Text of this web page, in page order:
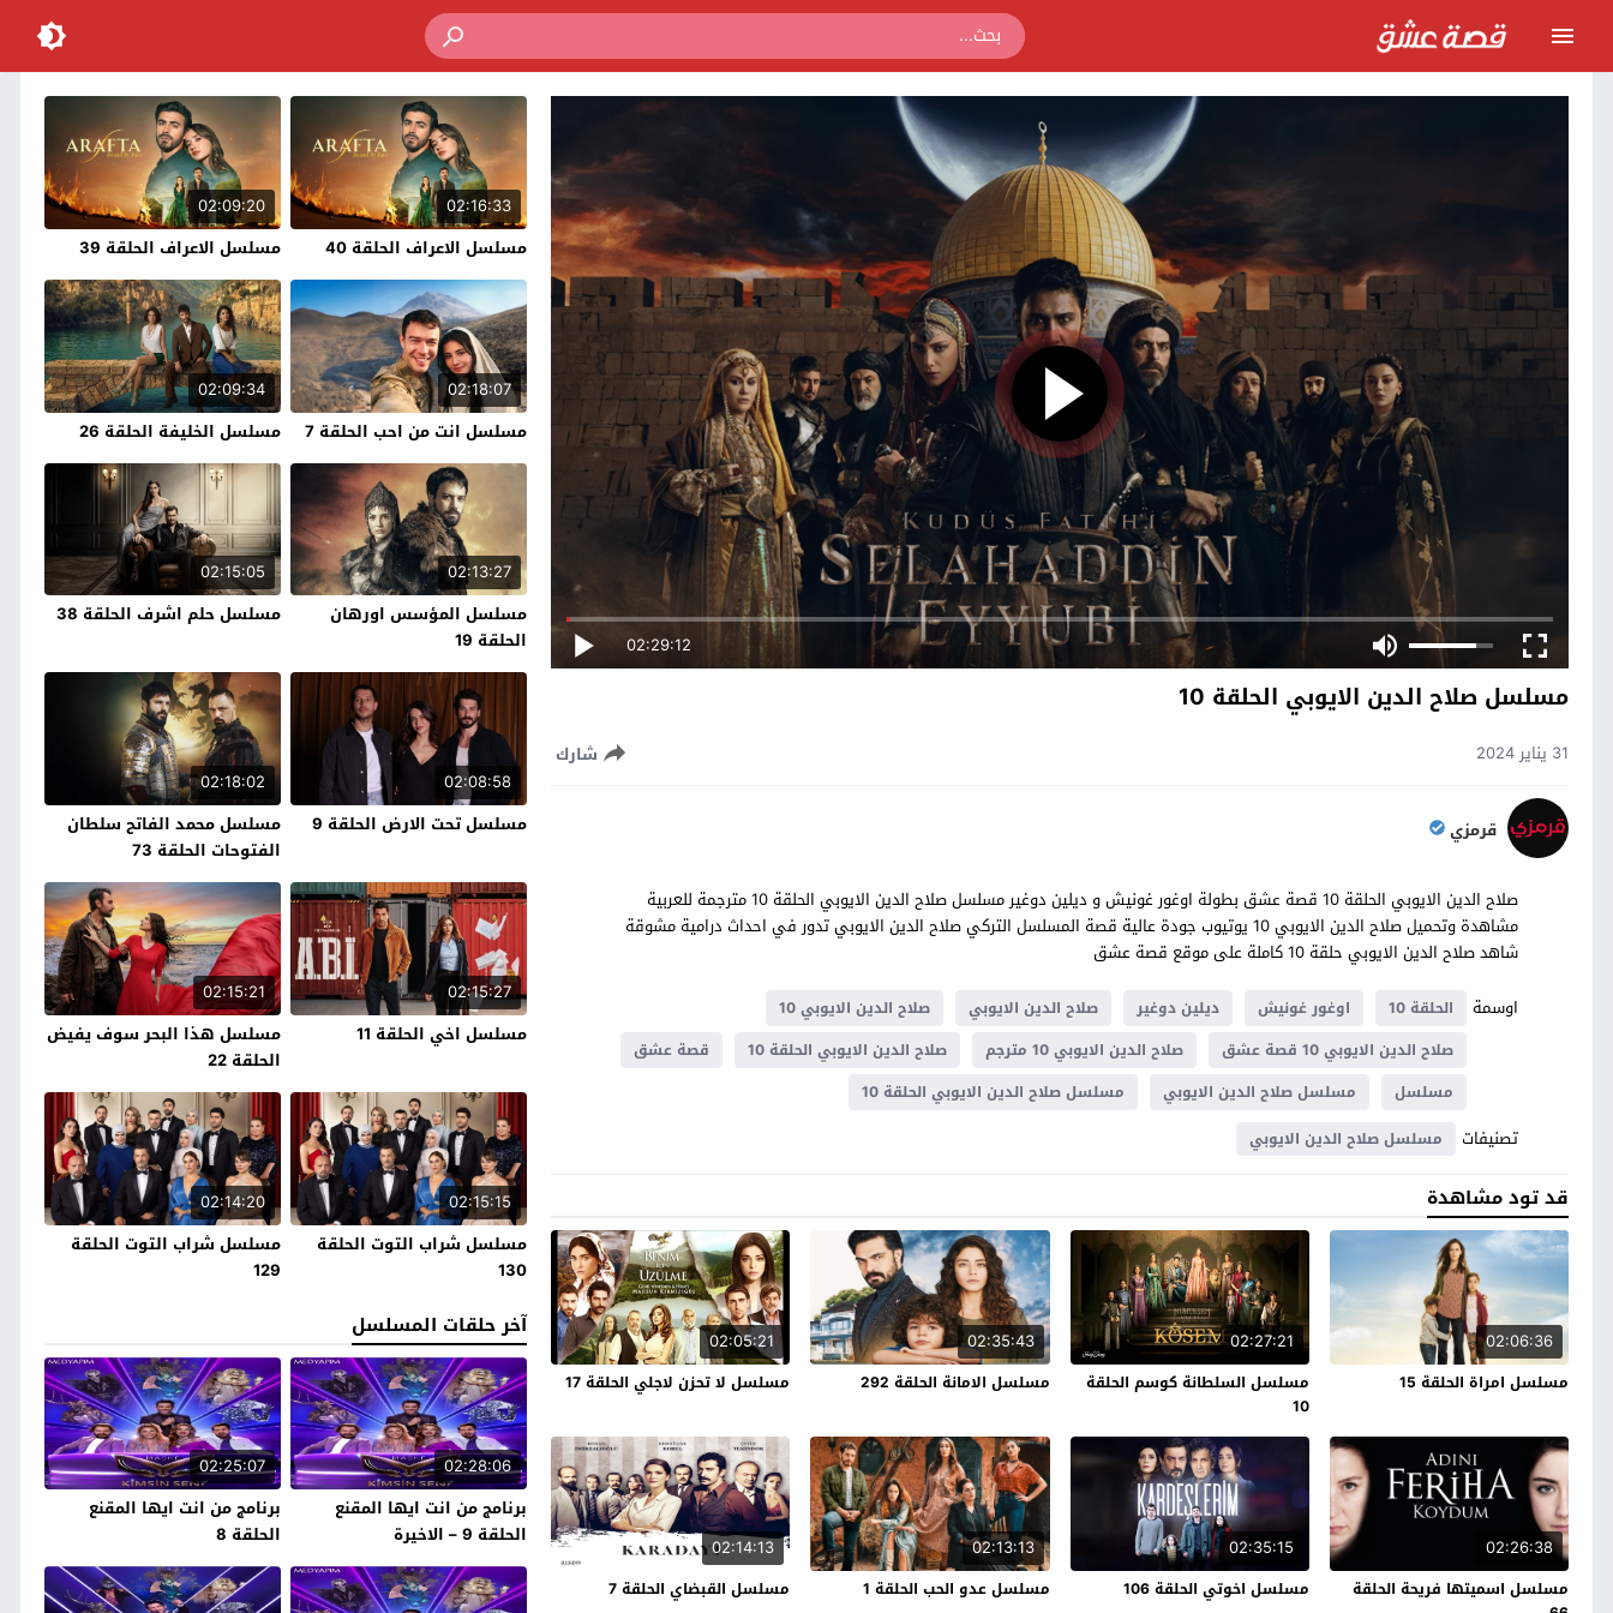
02:29:12
مسلسل صلاح الدين الايوبي الحلقة 10
31 يناير 2024 شارك
قرمزي
صلاح الدين الايوبي الحلقة 10 قصة عشق بطولة اوغور غونيش و ديلين دوغير مسلسل صلاح الدين الايوبي الحلقة 10 مترجمة للعربية
مشاهدة وتحميل صلاح الدين الايوبي 10 يوتيوب جودة عالية قصة المسلسل التركي صلاح الدين الايوبي تدور في احداث درامية مشوقة
شاهد صلاح الدين الايوبي حلقة 10 كاملة على موقع قصة عشق
اوسمة
الحلقة 10 اوغور غونيش ديلين دوغير صلاح الدين الايوبي
صلاح الدين الايوبي 10
صلاح الدين الايوبي 10 قصة عشق
صلاح الدين الايوبي 10 مترجم صلاح الدين الايوبي الحلقة 10
قصة عشق
مسلسل
مسلسل صلاح الدين الايوبي مسلسل صلاح الدين الايوبي الحلقة 10
تصنيفات مسلسل صلاح الدين الايوبي
قد تود مشاهدة
02:06:36
مسلسل امراة الحلقة 15
02:27:21
مسلسل السلطانة كوسم الحلقة
10
02:35:43
مسلسل الامانة الحلقة 292
02:05:21
مسلسل لا تحزن لاجلي الحلقة 17
02:26:38
مسلسل اسميتها فريحة الحلقة
02:35:15
مسلسل اخوتي الحلقة 106
02:13:13
مسلسل عدو الحب الحلقة 1
02:14:13
مسلسل القبضاي الحلقة 7
02:16:33
مسلسل الاعراف الحلقة 40
02:09:20
مسلسل الاعراف الحلقة 39
02:18:07
مسلسل انت من احب الحلقة 7
02:09:34
مسلسل الخليفة الحلقة 26
02:13:27
مسلسل المؤسس اورهان
الحلقة 19
02:15:05
مسلسل حلم اشرف الحلقة 38
02:08:58
مسلسل تحت الارض الحلقة 9
02:18:02
مسلسل محمد الفاتح سلطان
الفتوحات الحلقة 73
02:15:27
مسلسل اخي الحلقة 11
02:15:21
مسلسل هذا البحر سوف يفيض
الحلقة 22
02:15:15
مسلسل شراب التوت الحلقة
130
02:14:20
مسلسل شراب التوت الحلقة
129
آخر حلقات المسلسل
02:28:06
برنامج من انت ايها المقنع
الحلقة 9 – الاخيرة
02:25:07
برنامج من انت ايها المقنع
الحلقة 8